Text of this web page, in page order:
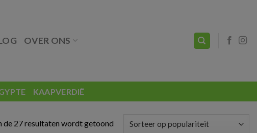
OVER ONS
KAAPVERDIË
de 27 resultaten wordt getoond